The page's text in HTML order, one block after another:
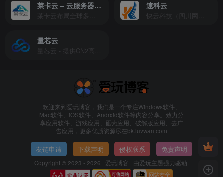
莱卡云 – 云服务器提供商
莱卡云布局全球多个地理区域。提供服务有：境外云服务器、国内云服务器、独立服务器、服务器托管、CDN、SSL证书、游戏服务器等业务。
速科云
快云科技（四川网联快云科技有限公司）成立于2021年，主营互联网业务平台服务提供商。公司专注为用户提供低价高性能云计算产品，致力于云计算应用的易用性开发，并引导云计算在国内普及
量芯云
量芯云 - 提供CN2高速香港美国云服务器&专业高防服务器租用等云服务器供应商
欢迎来到爱玩博客，我们是一个专注Windows软件、
Mac软件、iOS软件、Android软件等内容分享。致力分
享应用软件、游戏应用、砸壳应用、破解版应用、去广
告应用，更多优质资源尽在bk.luvwan.com
友链申请 - 下载声明 - 侵权联系 - 免责声明
Copyright © 2023 - 2026 · 爱玩博客 · 由爱玩主题强力驱动.